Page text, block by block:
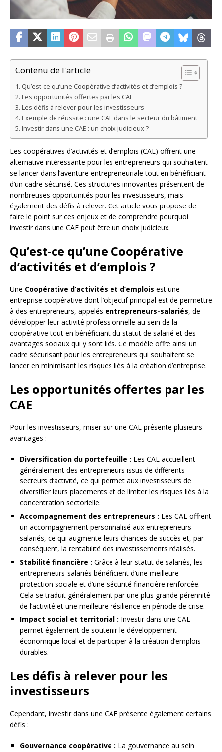
Contenu de l'article
Qu’est-ce qu’une Coopérative d’activités et d’emplois ?
Les opportunités offertes par les CAE
Les défis à relever pour les investisseurs
Exemple de réussite : une CAE dans le secteur du bâtiment
Investir dans une CAE : un choix judicieux ?
Les coopératives d’activités et d’emplois (CAE) offrent une
alternative intéressante pour les entrepreneurs qui souhaitent
se lancer dans l’aventure entrepreneuriale tout en bénéficiant
d’un cadre sécurisé. Ces structures innovantes présentent de
nombreuses opportunités pour les investisseurs, mais
également des défis à relever. Cet article vous propose de
faire le point sur ces enjeux et de comprendre pourquoi
investir dans une CAE peut être un choix judicieux.
Qu’est-ce qu’une Coopérative
d’activités et d’emplois ?
Une Coopérative d’activités et d’emplois est une
entreprise coopérative dont l’objectif principal est de permettre
à des entrepreneurs, appelés entrepreneurs-salariés, de
développer leur activité professionnelle au sein de la
coopérative tout en bénéficiant du statut de salarié et des
avantages sociaux qui y sont liés. Ce modèle offre ainsi un
cadre sécurisant pour les entrepreneurs qui souhaitent se
lancer en minimisant les risques liés à la création d’entreprise.
Les opportunités offertes par les
CAE
Pour les investisseurs, miser sur une CAE présente plusieurs
avantages :
Diversification du portefeuille : Les CAE accueillent
généralement des entrepreneurs issus de différents
secteurs d’activité, ce qui permet aux investisseurs de
diversifier leurs placements et de limiter les risques liés à la
concentration sectorielle.
Accompagnement des entrepreneurs : Les CAE offrent
un accompagnement personnalisé aux entrepreneurs-
salariés, ce qui augmente leurs chances de succès et, par
conséquent, la rentabilité des investissements réalisés.
Stabilité financière : Grâce à leur statut de salariés, les
entrepreneurs-salariés bénéficient d’une meilleure
protection sociale et d’une sécurité financière renforcée.
Cela se traduit généralement par une plus grande pérennité
de l’activité et une meilleure résilience en période de crise.
Impact social et territorial : Investir dans une CAE
permet également de soutenir le développement
économique local et de participer à la création d’emplois
durables.
Les défis à relever pour les
investisseurs
Cependant, investir dans une CAE présente également certains
défis :
Gouvernance coopérative : La gouvernance au sein